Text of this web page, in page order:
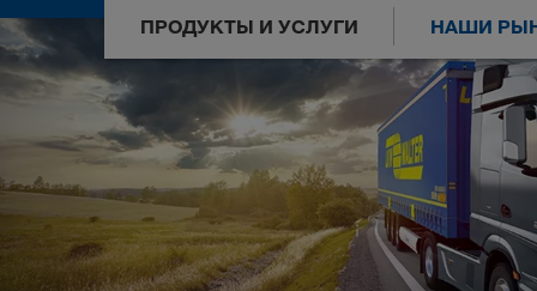
ПРОДУКТЫ И УСЛУГИ НАШИ